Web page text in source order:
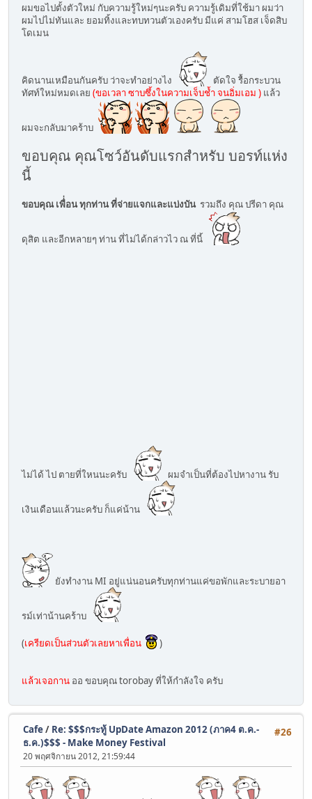
ผมขอไปตั้งตัวใหม่ กับความรู้ใหม่ๆนะครับ ความรู้เดิมที่ใช้มา ผมว่า
ผมไปไม่ทันและ ยอมทิ้งและทบทวนตัวเองครับ มีแค่ สามโฮส เจ็ดสิบ
โดเมน
คิดนานเหมือนกันครับ ว่าจะทำอย่างไง
ตัดใจ รื้อกระบวน
ทัศท์ใหม่หมดเลย (ขอเวลา ซาบซึ้งในความเจ็บช้ำ จนอิ่มเอม ) แล้ว
ผมจะกลับมาคร้าบ
ขอบคุณ คุณโซว์อันดับแรกสำหรับ บอรท์แห่ง
นี้
ขอบคุณ เพื่่อน ทุกท่าน ที่จ่ายแจกและแบ่งบันรวมถึง คุณ ปรีดา คุณ
ดุสิต และอีกหลายๆ ท่าน ที่ไม่ได้กล่าวไว ณ ที่นี้
ไม่ได้ ไป ตายที่ใหนนะครับ ผมจำเป็นที่ต้องไปหางาน รับ
เงินเดือนแล้วนะครับ ก็แค่น้าน
ยังทำงาน MI อยู่แน่นอนครับทุกท่านแค่ขอพักและระบายอา
รม์เท่าน้านคร้าบ
(เครียดเป็นส่วนตัวเลยหาเพื่อน )
แล้วเจอกาน ออ ขอบคุณ torobay ที่ให้กำลังใจ ครับ
#26
Cafe/ Re: $$$กระทู้ UpDate Amazon 2012 (ภาค4 ต.ค.-
ธ.ค.)$$$ - Make Money Festival
20 พฤศจิกายน 2012, 21:59:44